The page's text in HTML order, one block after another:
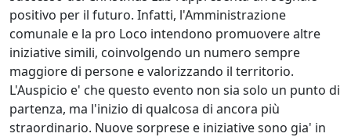
positivo per il futuro. Infatti, l'Amministrazione
comunale e la pro Loco intendono promuovere altre
iniziative simili, coinvolgendo un numero sempre
maggiore di persone e valorizzando il territorio.
L'Auspicio e' che questo evento non sia solo un punto di
partenza, ma l'inizio di qualcosa di ancora più
straordinario. Nuove sorprese e iniziative sono gia' in